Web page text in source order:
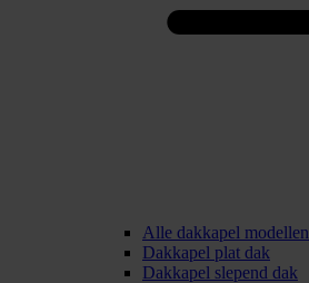
Alle dakkapel modellen
Dakkapel plat dak
Dakkapel slepend dak